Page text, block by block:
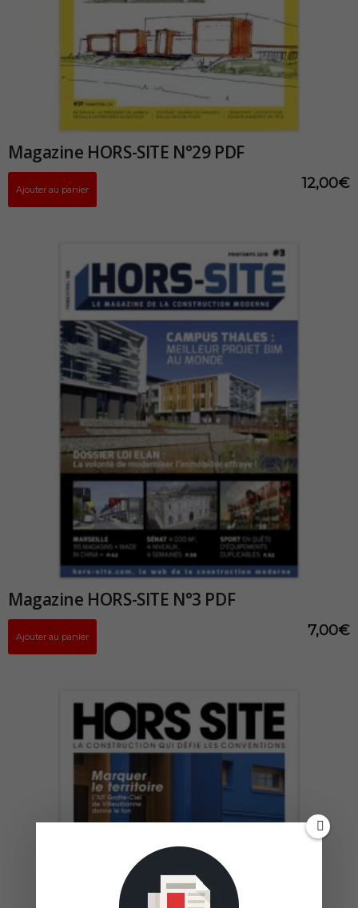
Magazine HORS-SITE N°29 PDF
12,00€
Ajouter au panier
Magazine HORS-SITE N°3 PDF
7,00€
Ajouter au panier